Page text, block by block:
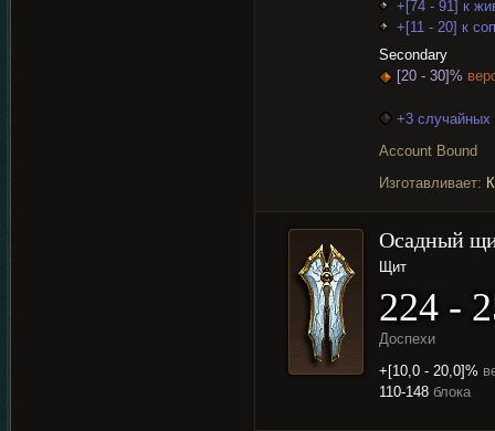
+[74 - 91] к
+[11 - 20] к
Secondary
[20 - 30]%
+3 случайных
Account Bound
Изготавливает:
Осадный
Щит
224 -
Доспехи
+[10,0 - 20,0]%
110-148 блока